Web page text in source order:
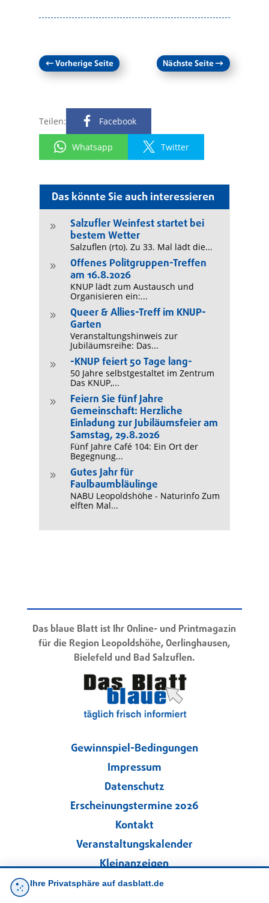
Das könnte Sie auch interessieren
9
Salzufler Weinfest startet bei
bestem Wetter
Salzuflen (rto). Zu 33. Mal lädt die...
9
Offenes Politgruppen-Treffen
am 16.8.2026
KNUP lädt zum Austausch und
Organisieren ein:...
9
Queer & Allies-Treff im KNUP-
Garten
Veranstaltungshinweis zur
Jubiläumsreihe: Das...
9 -KNUP feiert 50 Tage lang-
50 Jahre selbstgestaltet im Zentrum
Das KNUP,...
9
Feiern Sie fünf Jahre
Gemeinschaft: Herzliche
Einladung zur Jubiläumsfeier am
Samstag, 29.8.2026
Fünf Jahre Café 104: Ein Ort der
Begegnung...
9
Gutes Jahr für
Faulbaumbläulinge
NABU Leopoldshöhe - Naturinfo Zum
elften Mal...
←Vorherige Seite Nächste Seite→
Teilen: Facebook
Whatsapp Twitter
Das blaue Blatt ist Ihr Online- und Printmagazin
für die Region Leopoldshöhe, Oerlinghausen,
Bielefeld und Bad Salzuflen.
Gewinnspiel-Bedingungen
Impressum
Datenschutz
Erscheinungstermine 2026
Kontakt
Veranstaltungskalender
Kleinanzeigen
Ihre Privatsphäre auf dasblatt.de